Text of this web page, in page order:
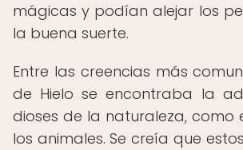
mágicas y podían alejar los
la buena suerte.
Entre las creencias más
de Hielo se encontraba la
dioses de la naturaleza, como
los animales. Se creía que